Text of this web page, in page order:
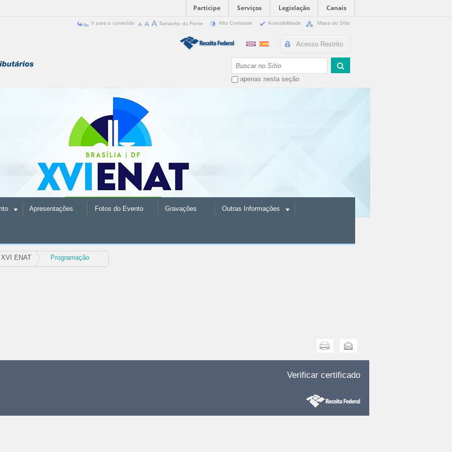
Participe Serviços Legislação
Canais
Ir para o conteúdo Tamanho da Fonte Alto Contraste Acessibilidade Mapa do Sítio
Acesso Restrito
apenas nesta seção
Apresentações Fotos do Evento Gravações Outras Informações
XVI ENAT Programação
Enviar
Verificar certificado